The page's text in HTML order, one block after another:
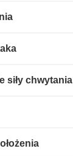
siły chwytania